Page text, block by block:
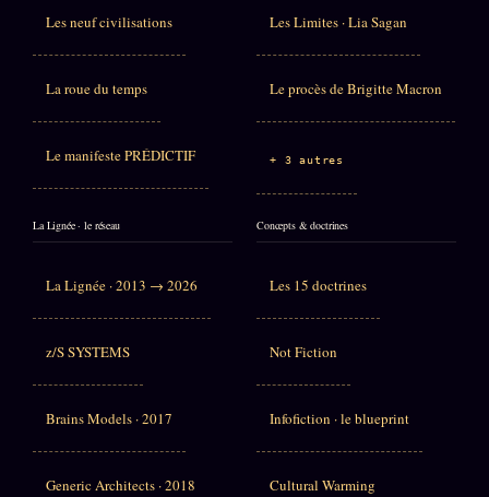
Les neuf civilisations
La roue du temps
Le manifeste PRÉDICTIF
Les Limites · Lia Sagan
Le procès de Brigitte Macron
+ 3 autres
La Lignée · le réseau
La Lignée · 2013 → 2026
z/S SYSTEMS
Brains Models · 2017
Generic Architects · 2018
Concepts & doctrines
Les 15 doctrines
Not Fiction
Infofiction · le blueprint
Cultural Warming